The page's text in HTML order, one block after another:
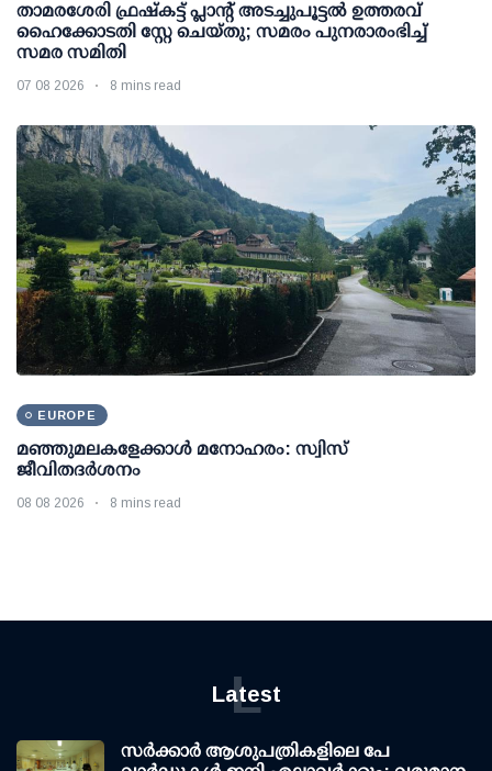
താമരശേരി ഫ്രഷ്കട്ട് പ്ലാന്റ് അടച്ചുപൂട്ടൽ ഉത്തരവ്
ഹൈക്കോടതി സ്റ്റേ ചെയ്തു; സമരം പുനരാരംഭിച്ച്
സമര സമിതി
07 08 2026 8 mins read
EUROPE
മഞ്ഞുമലകളേക്കാൾ മനോഹരം: സ്വിസ്
ജീവിതദർശനം
08 08 2026 8 mins read
Latest
L
സര്‍ക്കാര്‍ ആശുപത്രികളിലെ പേ